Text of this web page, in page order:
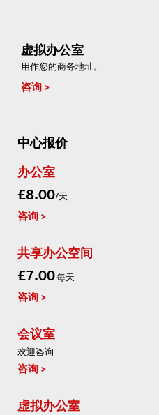
虚拟办公室
用作您的商务地址。
咨询
中心报价
办公室
£8.00/天
咨询
共享办公空间
£7.00每天
咨询
会议室
欢迎咨询
咨询
虚拟办公室